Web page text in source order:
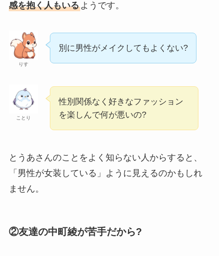
感を抱く人もいるようです。
りす
別に男性がメイクしてもよくない?
ことり
性別関係なく好きなファッション
を楽しんで何が悪いの?
とうあさんのことをよく知らない人からすると、
「男性が女装している」ように見えるのかもしれ
ません。
②友達の中町綾が苦手だから?